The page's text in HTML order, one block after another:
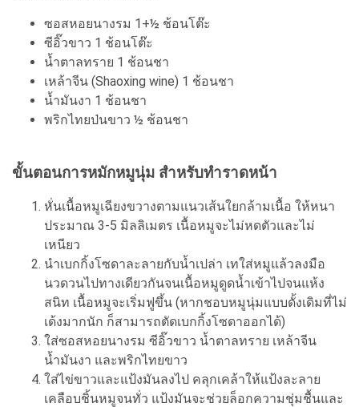
ซอสหอยนางรม 1+½ ช้อนโต๊ะ
ซีอิ๊วขาว 1 ช้อนโต๊ะ
น้ำตาลทราย 1 ช้อนชา
เหล้าจีน (Shaoxing wine) 1 ช้อนชา
น้ำมันงา 1 ช้อนชา
พริกไทยป่นขาว ½ ช้อนชา
ขั้นตอนการหมักหมูนุ่ม สำหรับทำราดหน้า
หั่นเนื้อหมูเฉียงขวางตามแนวเส้นใยกล้ามเนื้อ ให้หนา
ประมาณ 3-5 มิลลิเมตร เนื้อหมูจะไม่หดตัวและไม่
เหนียว
นำเบกกิ้งโซดาละลายกับน้ำเปล่า เทใส่หมูแล้วลงมือ
นวดวนไปทางเดียวกันจนเนื้อหมูดูดน้ำเข้าไปจนแห้ง
สนิท เนื้อหมูจะเริ่มฟูขึ้น (หากชอบหมูนุ่มแบบดั้งเดิมที่ไม่
เด้งมากนัก ก็สามารถตัดเบกกิ้งโซดาออกได้)
ใส่ซอสหอยนางรม ซีอิ๊วขาว น้ำตาลทราย เหล้าจีน
น้ำมันงา และพริกไทยขาว
ใส่ไข่ขาวและแป้งมันลงไป คลุกเคล้าให้แป้งละลาย
เคลือบชิ้นหมูจนทั่ว แป้งมันจะช่วยล็อกความชุ่มชื้นและ